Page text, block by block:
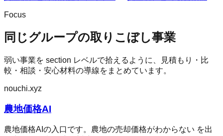
Focus
同じグループの取りこぼし事業
弱い事業を section レベルで拾えるように、見積もり・比
較・相談・安心材料の導線をまとめています。
nouchi.xyz
農地価格AI
農地価格AIの入口です。農地の売却価格がわからない を出